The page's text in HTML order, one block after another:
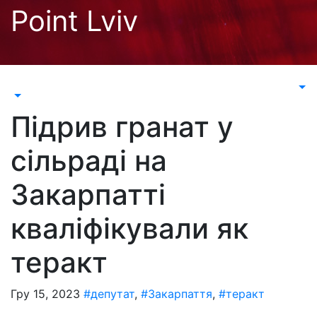
Перейти
Point Lviv
Підрив гранат у
сільраді на
Закарпатті
кваліфікували як
теракт
Гру 15, 2023 #депутат, #Закарпаття, #теракт